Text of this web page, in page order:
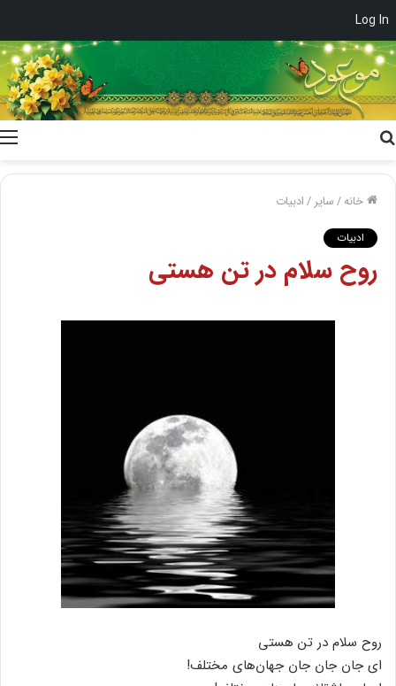
Log In
خانه/سایر /ادبیات
ادبیات
روح سلام در تن هستی
روح سلام در تن هستی
ای جان جان جان جهان‌های مختلف!